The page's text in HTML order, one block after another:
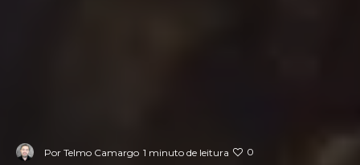
Por Telmo Camargo 1 minuto de leitura 0